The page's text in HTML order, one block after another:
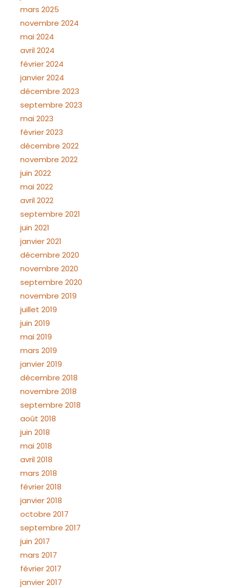
mars 2025
novembre 2024
mai 2024
avril 2024
février 2024
janvier 2024
décembre 2023
septembre 2023
mai 2023
février 2023
décembre 2022
novembre 2022
juin 2022
mai 2022
avril 2022
septembre 2021
juin 2021
janvier 2021
décembre 2020
novembre 2020
septembre 2020
novembre 2019
juillet 2019
juin 2019
mai 2019
mars 2019
janvier 2019
décembre 2018
novembre 2018
septembre 2018
août 2018
juin 2018
mai 2018
avril 2018
mars 2018
février 2018
janvier 2018
octobre 2017
septembre 2017
juin 2017
mars 2017
février 2017
janvier 2017